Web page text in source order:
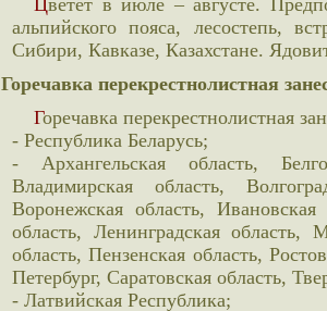
Цветёт в июле – августе. Предпочитает южные, сухие склоны лесов до
альпийского пояса, лесостепь,
Сибири, Кавказе, Казахстане.
Горечавка перекрестнолистная
Горечавка перекрестнолистная
- Республика Беларусь;
- Архангельская область,
Владимирская область,
Воронежская область, Ивановская
область, Ленинградская область,
область, Пензенская область,
Петербург, Саратовская область,
- Латвийская Республика;